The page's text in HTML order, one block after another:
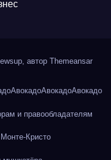
автор Themeansar
АвокадоАвокадоАвокадо
и правообладателям
Кристо